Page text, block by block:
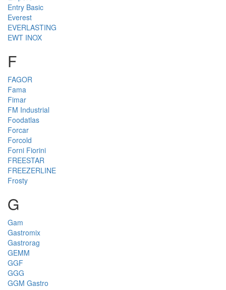
Entry Basic
Everest
EVERLASTING
EWT INOX
F
FAGOR
Fama
Fimar
FM Industrial
Foodatlas
Forcar
Forcold
Forni Fiorini
FREESTAR
FREEZERLINE
Frosty
G
Gam
Gastromix
Gastrorag
GEMM
GGF
GGG
GGM Gastro